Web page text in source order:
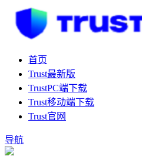
首页
Trust最新版
TrustPC端下载
Trust移动端下载
Trust官网
导航